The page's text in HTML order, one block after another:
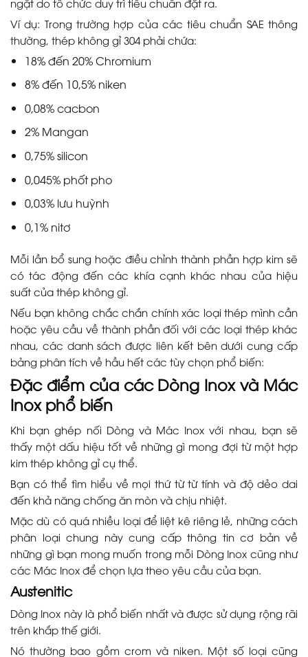
Ví dụ: Trong trường hợp của các tiêu chuẩn SAE thông
thường, thép không gỉ 304 phải chứa:
18% đến 20% Chromium
8% đến 10,5% niken
0,08% cacbon
2% Mangan
0,75% silicon
0,045% phốt pho
0,03% lưu huỳnh
0,1% nitơ
Mỗi lần bổ sung hoặc điều chỉnh thành phần hợp kim sẽ
có tác động đến các khía cạnh khác nhau của hiệu
suất của thép không gỉ.
Nếu bạn không chắc chắn chính xác loại thép mình cần
hoặc yêu cầu về thành phần đối với các loại thép khác
nhau, các danh sách được liên kết bên dưới cung cấp
bảng phân tích về hầu hết các tùy chọn phổ biến:
Đặc điểm của các Dòng Inox và Mác
Inox phổ biến
Khi bạn ghép nối Dòng và Mác Inox với nhau, bạn sẽ
thấy một dấu hiệu tốt về những gì mong đợi từ một hợp
kim thép không gỉ cụ thể.
Bạn có thể tìm hiểu về mọi thứ từ từ tính và độ dẻo dai
đến khả năng chống ăn mòn và chịu nhiệt.
Mặc dù có quá nhiều loại để liệt kê riêng lẻ, những cách
phân loại chung này cung cấp thông tin cơ bản về
những gì bạn mong muốn trong mỗi Dòng Inox cũng như
các Mác Inox để chọn lựa theo yêu cầu của bạn.
Austenitic
Dòng Inox này là phổ biến nhất và được sử dụng rộng rãi
trên khắp thế giới.
Nó thường bao gồm crom và niken. Một số loại cũng